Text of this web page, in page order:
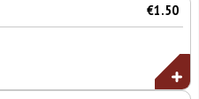
€1.50